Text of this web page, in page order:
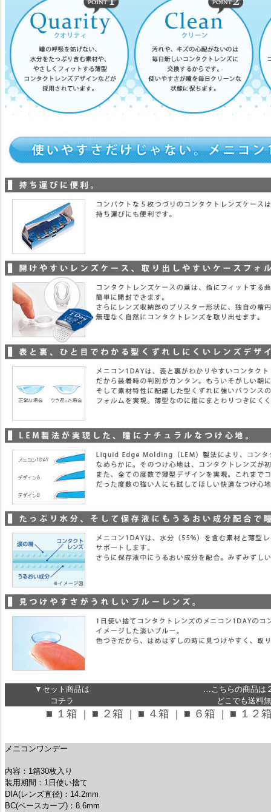
▼セット商品は
コチラ
…こちらの商品は
どこでも送料
■ １箱 ■ ２箱 ■ ４箱 ■ ６箱 ■ １２
メニコンワンデー
内容：1箱30枚入り
装用期間：1日使い捨て
DIA(レンズ直径)：14.2mm
BC(ベースカーブ)：8.6mm